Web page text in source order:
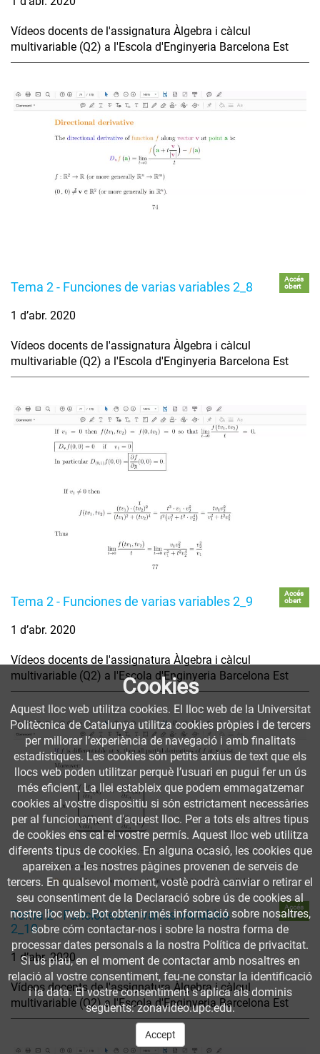
Vídeos docents de l'assignatura Àlgebra i càlcul
multivariable (Q2) a l'Escola d'Enginyeria Barcelona Est
Tema 2 - Funciones de varias variables 2_8
Accés
obert
1 d’abr. 2020
Vídeos docents de l'assignatura Àlgebra i càlcul
multivariable (Q2) a l'Escola d'Enginyeria Barcelona Est
Tema 2 - Funciones de varias variables 2_9
Accés
obert
1 d’abr. 2020
Vídeos docents de l'assignatura Àlgebra i càlcul
multivariable (Q2) a l'Escola d'Enginyeria Barcelona Est
Tema 2 - Funciones de varias variables
2_10
Accés
obert
1 d’abr. 2020
Vídeos docents de l'assignatura Àlgebra i càlcul
multivariable (Q2) a l'Escola d'Enginyeria Barcelona Est
Cookies
Aquest lloc web utilitza cookies. El lloc web de la Universitat
Politècnica de Catalunya utilitza cookies pròpies i de tercers
per millorar l’experiència de navegació i amb finalitats
estadístiques. Les cookies són petits arxius de text que els
llocs web poden utilitzar perquè l’usuari en pugui fer un ús
més eficient. La llei estableix que podem emmagatzemar
cookies al vostre dispositiu si són estrictament necessàries
per al funcionament d'aquest lloc. Per a tots els altres tipus
de cookies ens cal el vostre permís. Aquest lloc web utilitza
diferents tipus de cookies. En alguna ocasió, les cookies que
apareixen a les nostres pàgines provenen de serveis de
tercers. En qualsevol moment, vostè podrà canviar o retirar el
seu consentiment de la Declaració sobre ús de cookies al
nostre lloc web. Pot obtenir més informació sobre nosaltres,
sobre cóm contactar-nos i sobre la nostra forma de
processar dates personals a la nostra Política de privacitat.
Si us plau, en el moment de contactar amb nosaltres en
relació al vostre consentiment, feu-ne constar la identificació
i la data. El vostre consentiment s'aplica als dominis
següents: zonavideo.upc.edu.
Accept